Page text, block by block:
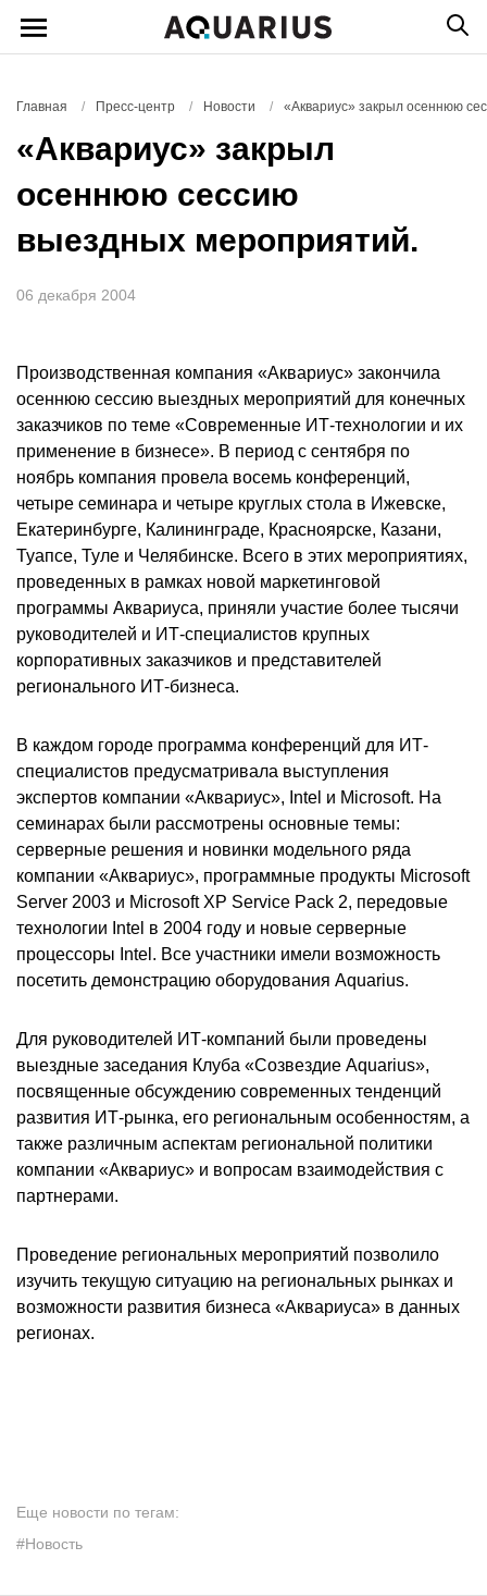
Главная / Пресс-центр / Новости / «Аквариус» закрыл осеннюю
«Аквариус» закрыл
осеннюю сессию
выездных мероприятий.
06 декабря 2004
Производственная компания «Аквариус» закончила
осеннюю сессию выездных мероприятий для конечных
заказчиков по теме «Современные ИТ-технологии и их
применение в бизнесе». В период с сентября по
ноябрь компания провела восемь конференций,
четыре семинара и четыре круглых стола в Ижевске,
Екатеринбурге, Калининграде, Красноярске, Казани,
Туапсе, Туле и Челябинске. Всего в этих мероприятиях,
проведенных в рамках новой маркетинговой
программы Аквариуса, приняли участие более тысячи
руководителей и ИТ-специалистов крупных
корпоративных заказчиков и представителей
регионального ИТ-бизнеса.
В каждом городе программа конференций для ИТ-
специалистов предусматривала выступления
экспертов компании «Аквариус», Intel и Microsoft. На
семинарах были рассмотрены основные темы:
серверные решения и новинки модельного ряда
компании «Аквариус», программные продукты Microsoft
Server 2003 и Microsoft XP Service Pack 2, передовые
технологии Intel в 2004 году и новые серверные
процессоры Intel. Все участники имели возможность
посетить демонстрацию оборудования Aquarius.
Для руководителей ИТ-компаний были проведены
выездные заседания Клуба «Созвездие Aquarius»,
посвященные обсуждению современных тенденций
развития ИТ-рынка, его региональным особенностям, а
также различным аспектам региональной политики
компании «Аквариус» и вопросам взаимодействия с
партнерами.
Проведение региональных мероприятий позволило
изучить текущую ситуацию на региональных рынках и
возможности развития бизнеса «Аквариуса» в данных
регионах.
Еще новости по тегам:
#Новость